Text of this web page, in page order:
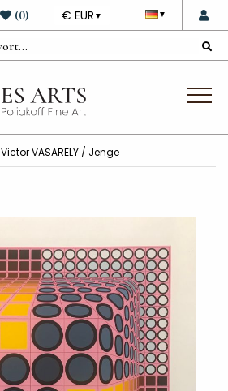
▼
DEVISE
€ EUR ▼
(0)
Victor VASARELY / Jenge